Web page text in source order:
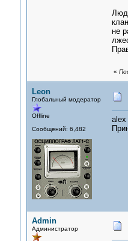
не
«
Leon
Глобальный модератор
Offline
Сообщений: 6,482
alex
Admin
Администратор